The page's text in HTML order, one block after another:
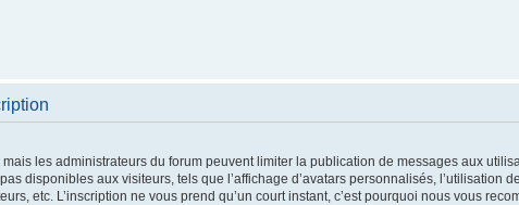
mais les administrateurs du forum peuvent limiter la publication de messages aux
disponibles aux visiteurs, tels que l’affichage d’avatars personnalisés, l’utilisation
etc. L’inscription ne vous prend qu’un court instant, c’est pourquoi nous vous